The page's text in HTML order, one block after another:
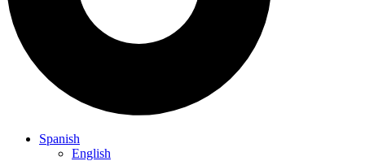
Spanish
English